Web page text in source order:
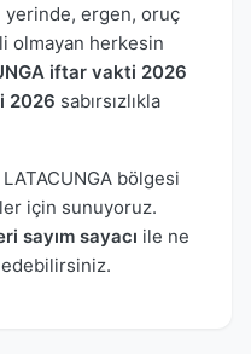
yerinde, ergen, oruç
olmayan herkesin
iftar vakti 2026
2026 sabırsızlıkla
LATACUNGA bölgesi
için sunuyoruz.
sayım sayacı ile ne
edebilirsiniz.